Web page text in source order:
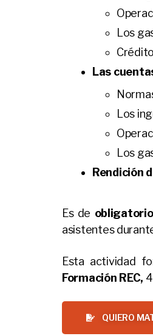
Los
Las
Los
Los
Rendición
Es de
asistentes
Esta actividad
Formación REC,
QUIERO